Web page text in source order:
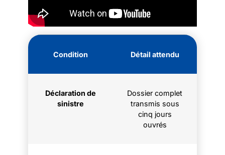
Condition Détail attendu
Déclaration de
sinistre
Dossier complet
transmis sous
cinq jours
ouvrés